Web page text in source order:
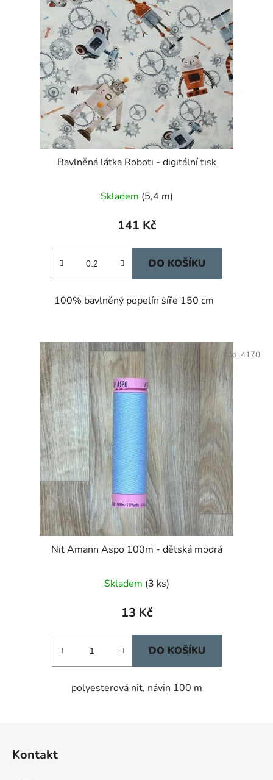
Bavlněná látka Roboti - digitální tisk
Skladem (5,4 m)
141 Kč
DO KOŠÍKU
100% bavlněný popelín šíře 150 cm
Nit Amann Aspo 100m - dětská modrá
Skladem (3 ks)
13 Kč
DO KOŠÍKU
polyesterová nit, návin 100 m
Kód: 4170
Kontakt